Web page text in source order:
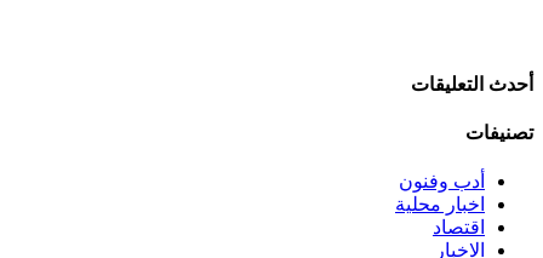
أحدث التعليقات
تصنيفات
أدب وفنون
اخبار محلية
اقتصاد
الاخبار